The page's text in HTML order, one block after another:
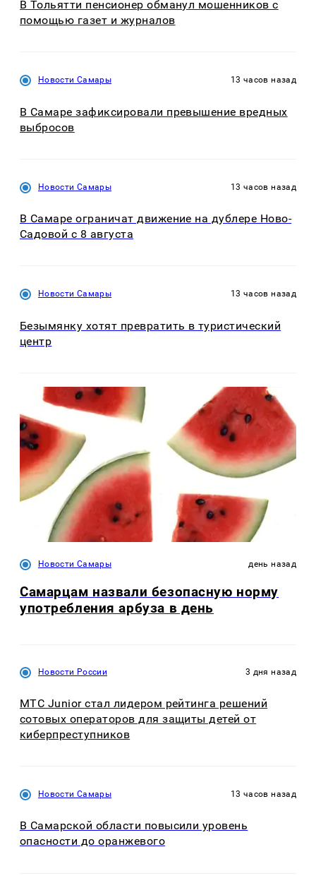
В Тольятти пенсионер обманул мошенников с
помощью газет и журналов
Новости Самары 13 часов назад
В Самаре зафиксировали превышение вредных
выбросов
Новости Самары 13 часов назад
В Самаре ограничат движение на дублере Ново-
Садовой с 8 августа
Новости Самары 13 часов назад
Безымянку хотят превратить в туристический
центр
Новости Самары день назад
Самарцам назвали безопасную норму
употребления арбуза в день
Новости России 3 дня назад
МТС Junior стал лидером рейтинга решений
сотовых операторов для защиты детей от
киберпреступников
Новости Самары 13 часов назад
В Самарской области повысили уровень
опасности до оранжевого